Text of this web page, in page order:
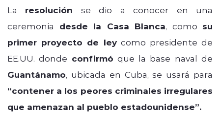
La resolución se dio a conocer en una
ceremonia desde la Casa Blanca, como su
primer proyecto de leycomo presidente de
EE.UU. donde confirmó que la base naval de
Guantánamo, ubicada en Cuba, se usará para
“contener a los peores criminales irregulares
que amenazan al pueblo estadounidense”.